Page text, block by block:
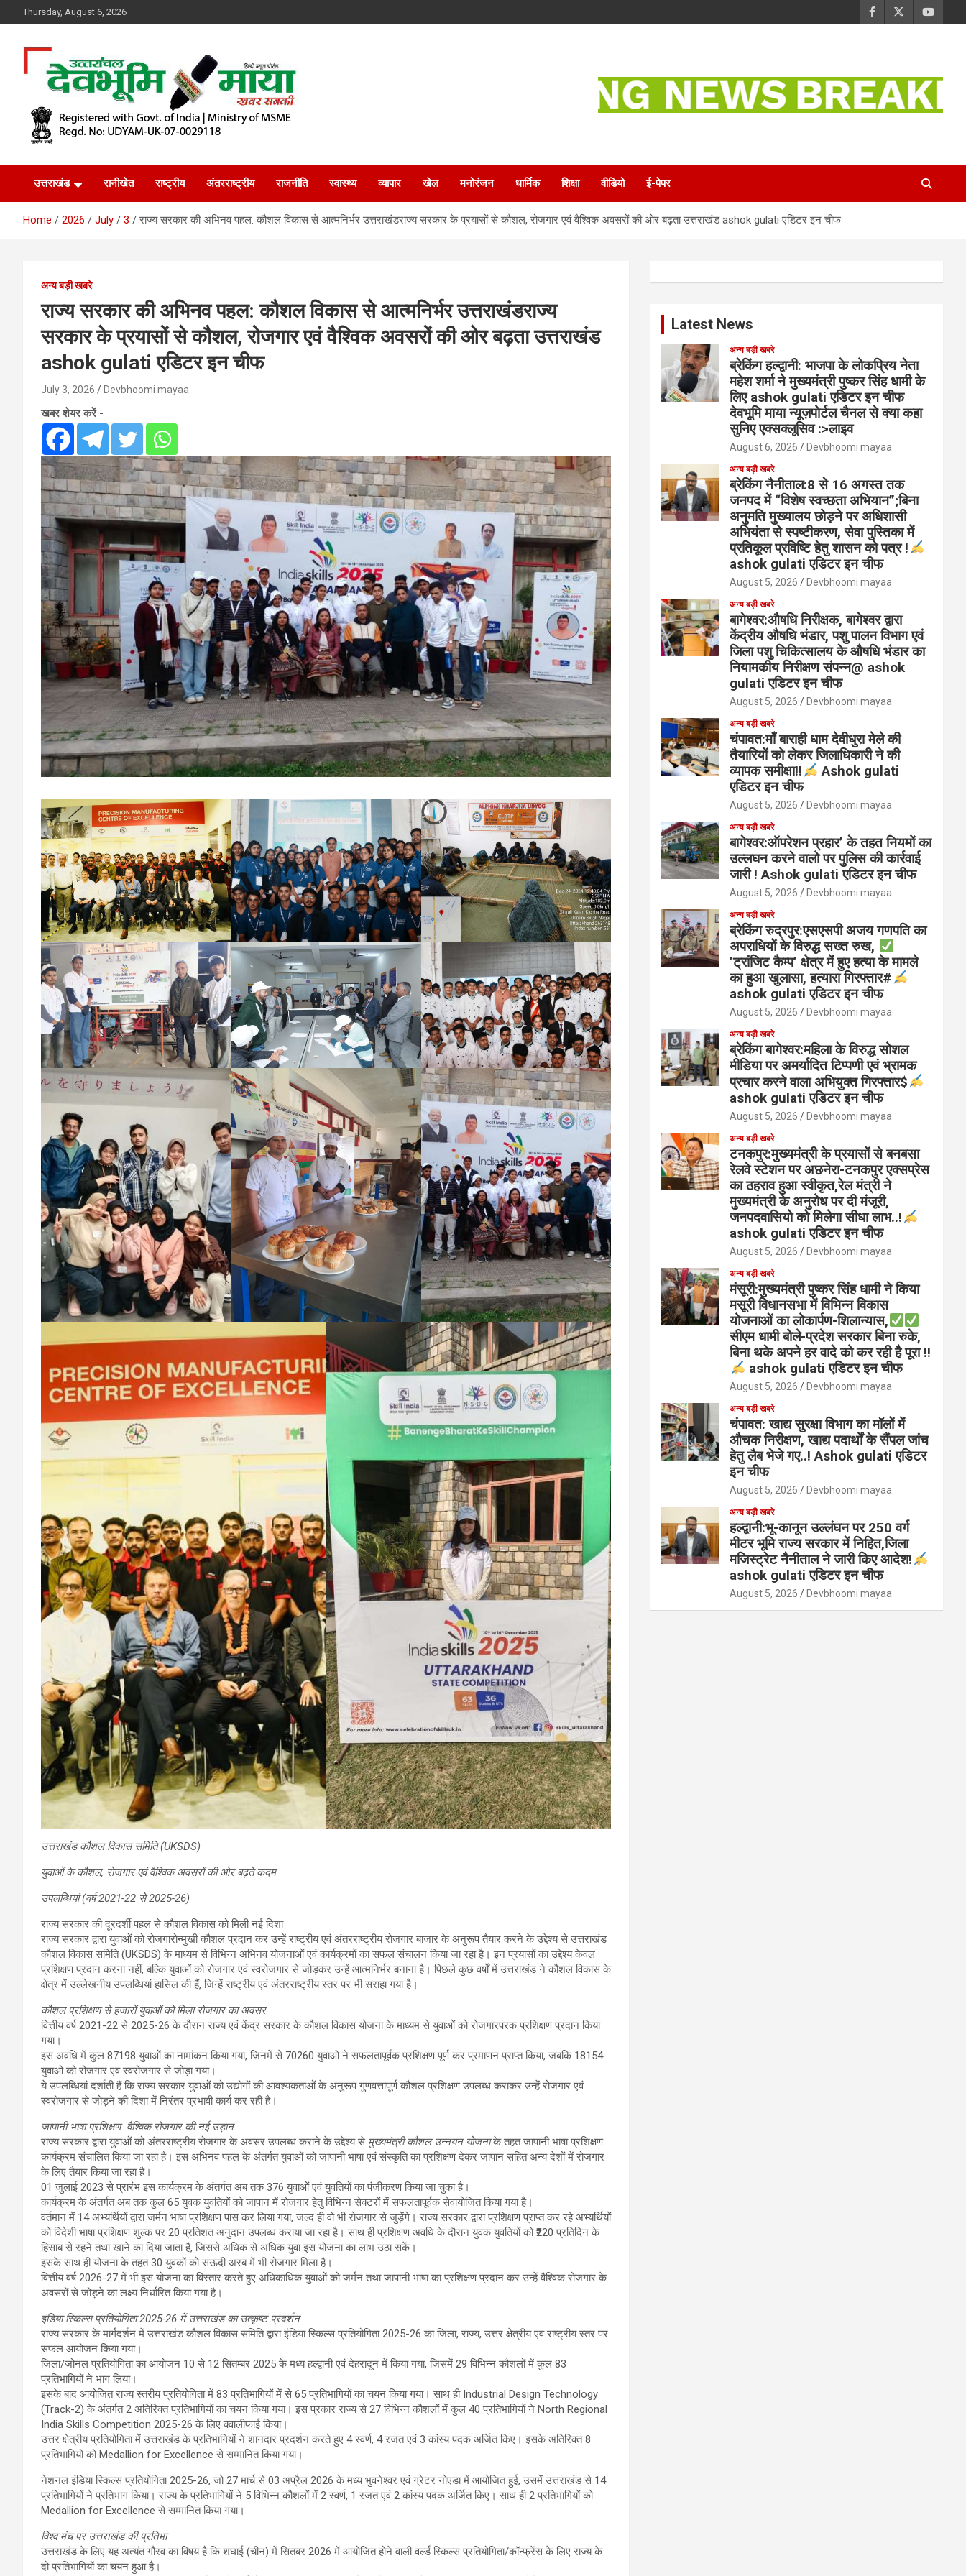
to
Thursday, August 6, 2026
Dev Bhoomi Maya
उत्तराखंड रानीखेत राष्ट्रीय अंतरराष्ट्रीय राजनीति स्वास्थ्य व्यापार खेल मनोरंजन धार्मिक शिक्षा वीडियो ई-पेपर
Home 2026 July 3 राज्य सरकार की अभिनव पहल: कौशल विकास से आत्मनिर्भर उत्तराखंडराज्य सरकार के प्रयासों से कौशल, रोजगार एवं वैश्विक अवसरों की ओर बढ़ता उत्तराखंड ashok gulati एडिटर इन चीफ
अन्य बड़ी खबरे
राज्य सरकार की अभिनव पहल: कौशल विकास से आत्मनिर्भर उत्तराखंडराज्य
सरकार के प्रयासों से कौशल, रोजगार एवं वैश्विक अवसरों की ओर बढ़ता उत्तराखंड
ashok gulati एडिटर इन चीफ
July 3, 2026 Devbhoomi mayaa
खबर शेयर करें -
उत्तराखंड कौशल विकास समिति (UKSDS)
युवाओं के कौशल, रोजगार एवं वैश्विक अवसरों की ओर बढ़ते कदम
उपलब्धियां (वर्ष 2021-22 से 2025-26)
राज्य सरकार की दूरदर्शी पहल से कौशल विकास को मिली नई दिशा
राज्य सरकार द्वारा युवाओं को रोजगारोन्मुखी कौशल प्रदान कर उन्हें राष्ट्रीय एवं अंतरराष्ट्रीय रोजगार बाजार के अनुरूप तैयार करने के उद्देश्य से उत्तराखंड
कौशल विकास समिति (UKSDS) के माध्यम से विभिन्न अभिनव योजनाओं एवं कार्यक्रमों का सफल संचालन किया जा रहा है। इन प्रयासों का उद्देश्य केवल
प्रशिक्षण प्रदान करना नहीं, बल्कि युवाओं को रोजगार एवं स्वरोजगार से जोड़कर उन्हें आत्मनिर्भर बनाना है। पिछले कुछ वर्षों में उत्तराखंड ने कौशल विकास के
क्षेत्र में उल्लेखनीय उपलब्धियां हासिल की हैं, जिन्हें राष्ट्रीय एवं अंतरराष्ट्रीय स्तर पर भी सराहा गया है।
कौशल प्रशिक्षण से हजारों युवाओं को मिला रोजगार का अवसर
वित्तीय वर्ष 2021-22 से 2025-26 के दौरान राज्य एवं केंद्र सरकार के कौशल विकास योजना के माध्यम से युवाओं को रोजगारपरक प्रशिक्षण प्रदान किया
गया।
इस अवधि में कुल 87198 युवाओं का नामांकन किया गया, जिनमें से 70260 युवाओं ने सफलतापूर्वक प्रशिक्षण पूर्ण कर प्रमाणन प्राप्त किया, जबकि 18154
युवाओं को रोजगार एवं स्वरोजगार से जोड़ा गया।
ये उपलब्धियां दर्शाती हैं कि राज्य सरकार युवाओं को उद्योगों की आवश्यकताओं के अनुरूप गुणवत्तापूर्ण कौशल प्रशिक्षण उपलब्ध कराकर उन्हें रोजगार एवं
स्वरोजगार से जोड़ने की दिशा में निरंतर प्रभावी कार्य कर रही है।
जापानी भाषा प्रशिक्षण: वैश्विक रोजगार की नई उड़ान
राज्य सरकार द्वारा युवाओं को अंतरराष्ट्रीय रोजगार के अवसर उपलब्ध कराने के उद्देश्य से मुख्यमंत्री कौशल उन्नयन योजनाके तहत जापानी भाषा प्रशिक्षण
कार्यक्रम संचालित किया जा रहा है। इस अभिनव पहल के अंतर्गत युवाओं को जापानी भाषा एवं संस्कृति का प्रशिक्षण देकर जापान सहित अन्य देशों में रोजगार
के लिए तैयार किया जा रहा है।
01 जुलाई 2023 से प्रारंभ इस कार्यक्रम के अंतर्गत अब तक 376 युवाओं एवं युवतियों का पंजीकरण किया जा चुका है।
कार्यक्रम के अंतर्गत अब तक कुल 65 युवक युवतियों को जापान में रोजगार हेतु विभिन्न सेक्टरों में सफलतापूर्वक सेवायोजित किया गया है।
वर्तमान में 14 अभ्यर्थियों द्वारा जर्मन भाषा प्रशिक्षण पास कर लिया गया, जल्द ही वो भी रोजगार से जुड़ेंगे। राज्य सरकार द्वारा प्रशिक्षण प्राप्त कर रहे अभ्यर्थियों
को विदेशी भाषा प्रशिक्षण शुल्क पर 20 प्रतिशत अनुदान उपलब्ध कराया जा रहा है। साथ ही प्रशिक्षण अवधि के दौरान युवक युवतियों को ₹220 प्रतिदिन के
हिसाब से रहने तथा खाने का दिया जाता है, जिससे अधिक से अधिक युवा इस योजना का लाभ उठा सकें।
इसके साथ ही योजना के तहत 30 युवकों को सऊदी अरब में भी रोजगार मिला है।
वित्तीय वर्ष 2026-27 में भी इस योजना का विस्तार करते हुए अधिकाधिक युवाओं को जर्मन तथा जापानी भाषा का प्रशिक्षण प्रदान कर उन्हें वैश्विक रोजगार के
अवसरों से जोड़ने का लक्ष्य निर्धारित किया गया है।
इंडिया स्किल्स प्रतियोगिता 2025-26 में उत्तराखंड का उत्कृष्ट प्रदर्शन
राज्य सरकार के मार्गदर्शन में उत्तराखंड कौशल विकास समिति द्वारा इंडिया स्किल्स प्रतियोगिता 2025-26 का जिला, राज्य, उत्तर क्षेत्रीय एवं राष्ट्रीय स्तर पर
सफल आयोजन किया गया।
जिला/जोनल प्रतियोगिता का आयोजन 10 से 12 सितम्बर 2025 के मध्य हल्द्वानी एवं देहरादून में किया गया, जिसमें 29 विभिन्न कौशलों में कुल 83
प्रतिभागियों ने भाग लिया।
इसके बाद आयोजित राज्य स्तरीय प्रतियोगिता में 83 प्रतिभागियों में से 65 प्रतिभागियों का चयन किया गया। साथ ही Industrial Design Technology
(Track-2) के अंतर्गत 2 अतिरिक्त प्रतिभागियों का चयन किया गया। इस प्रकार राज्य से 27 विभिन्न कौशलों में कुल 40 प्रतिभागियों ने North Regional
India Skills Competition 2025-26 के लिए क्वालीफाई किया।
उत्तर क्षेत्रीय प्रतियोगिता में उत्तराखंड के प्रतिभागियों ने शानदार प्रदर्शन करते हुए 4 स्वर्ण, 4 रजत एवं 3 कांस्य पदक अर्जित किए। इसके अतिरिक्त 8
प्रतिभागियों को Medallion for Excellence से सम्मानित किया गया।
नेशनल इंडिया स्किल्स प्रतियोगिता 2025-26, जो 27 मार्च से 03 अप्रैल 2026 के मध्य भुवनेश्वर एवं ग्रेटर नोएडा में आयोजित हुई, उसमें उत्तराखंड से 14
प्रतिभागियों ने प्रतिभाग किया। राज्य के प्रतिभागियों ने 5 विभिन्न कौशलों में 2 स्वर्ण, 1 रजत एवं 2 कांस्य पदक अर्जित किए। साथ ही 2 प्रतिभागियों को
Medallion for Excellence से सम्मानित किया गया।
विश्व मंच पर उत्तराखंड की प्रतिभा
उत्तराखंड के लिए यह अत्यंत गौरव का विषय है कि शंघाई (चीन) में सितंबर 2026 में आयोजित होने वाली वर्ल्ड स्किल्स प्रतियोगिता/कॉन्फ्रेंस के लिए राज्य के
दो प्रतिभागियों का चयन हुआ है।
Latest News
अन्य बड़ी खबरे
ब्रेकिंग हल्द्वानी: भाजपा के लोकप्रिय नेता
महेश शर्मा ने मुख्यमंत्री पुष्कर सिंह धामी के
लिए ashok gulati एडिटर इन चीफ
देवभूमि माया न्यूज़पोर्टल चैनल से क्या कहा
सुनिए एक्सक्लूसिव :>लाइव
August 6, 2026 Devbhoomi mayaa
अन्य बड़ी खबरे
ब्रेकिंग नैनीताल:8 से 16 अगस्त तक
जनपद में “विशेष स्वच्छता अभियान”;बिना
अनुमति मुख्यालय छोड़ने पर अधिशासी
अभियंता से स्पष्टीकरण, सेवा पुस्तिका में
प्रतिकूल प्रविष्टि हेतु शासन को पत्र !
ashok gulati एडिटर इन चीफ
August 5, 2026 Devbhoomi mayaa
अन्य बड़ी खबरे
बागेश्वर:औषधि निरीक्षक, बागेश्वर द्वारा
केंद्रीय औषधि भंडार, पशु पालन विभाग एवं
जिला पशु चिकित्सालय के औषधि भंडार का
नियामकीय निरीक्षण संपन्न@ ashok
gulati एडिटर इन चीफ
August 5, 2026 Devbhoomi mayaa
अन्य बड़ी खबरे
चंपावत:माँ बाराही धाम देवीधुरा मेले की
तैयारियों को लेकर जिलाधिकारी ने की
व्यापक समीक्षा!!
Ashok gulati
एडिटर इन चीफ
August 5, 2026 Devbhoomi mayaa
अन्य बड़ी खबरे
बागेश्वर:ऑपरेशन प्रहार’ के तहत नियमों का
उल्लघन करने वालो पर पुलिस की कार्रवाई
जारी ! Ashok gulati एडिटर इन चीफ
August 5, 2026 Devbhoomi mayaa
अन्य बड़ी खबरे
ब्रेकिंग रुद्रपुर:एसएसपी अजय गणपति का
अपराधियों के विरुद्ध सख्त रुख,
’ट्रांजिट कैम्प’ क्षेत्र में हुए हत्या के मामले
का हुआ खुलासा, हत्यारा गिरफ्तार#
ashok gulati एडिटर इन चीफ
August 5, 2026 Devbhoomi mayaa
अन्य बड़ी खबरे
ब्रेकिंग बागेश्वर:महिला के विरुद्ध सोशल
मीडिया पर अमर्यादित टिप्पणी एवं भ्रामक
प्रचार करने वाला अभियुक्त गिरफ्तार$
ashok gulati एडिटर इन चीफ
August 5, 2026 Devbhoomi mayaa
अन्य बड़ी खबरे
टनकपुर:मुख्यमंत्री के प्रयासों से बनबसा
रेलवे स्टेशन पर अछनेरा-टनकपुर एक्सप्रेस
का ठहराव हुआ स्वीकृत,रेल मंत्री ने
मुख्यमंत्री के अनुरोध पर दी मंजूरी,
जनपदवासियो को मिलेगा सीधा लाभ..!
ashok gulati एडिटर इन चीफ
August 5, 2026 Devbhoomi mayaa
अन्य बड़ी खबरे
मंसूरी:मुख्यमंत्री पुष्कर सिंह धामी ने किया
मसूरी विधानसभा में विभिन्न विकास
योजनाओं का लोकार्पण-शिलान्यास,
सीएम धामी बोले-प्रदेश सरकार बिना रुके,
बिना थके अपने हर वादे को कर रही है पूरा !!
ashok gulati एडिटर इन चीफ
August 5, 2026 Devbhoomi mayaa
अन्य बड़ी खबरे
चंपावत: खाद्य सुरक्षा विभाग का मॉलों में
औचक निरीक्षण, खाद्य पदार्थों के सैंपल जांच
हेतु लैब भेजे गए..! Ashok gulati एडिटर
इन चीफ
August 5, 2026 Devbhoomi mayaa
अन्य बड़ी खबरे
हल्द्वानी:भू-कानून उल्लंघन पर 250 वर्ग
मीटर भूमि राज्य सरकार में निहित,जिला
मजिस्ट्रेट नैनीताल ने जारी किए आदेश!
ashok gulati एडिटर इन चीफ
August 5, 2026 Devbhoomi mayaa